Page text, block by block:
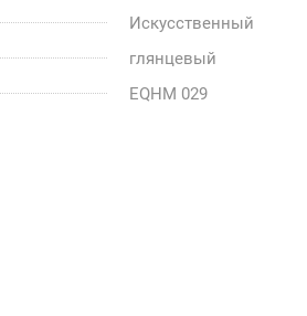
Искусственный
глянцевый
EQHM 029